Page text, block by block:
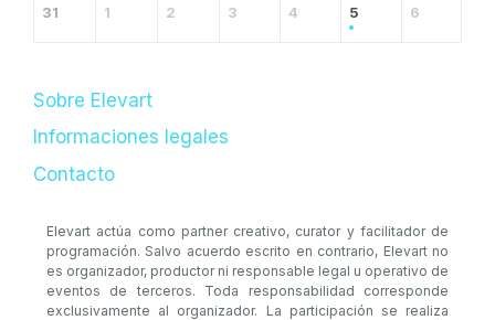
31 1 2 3 4 5 6
Sobre Elevart
Informaciones legales
Contacto
Elevart actúa como partner creativo, curator y facilitador de
programación. Salvo acuerdo escrito en contrario, Elevart no
es organizador, productor ni responsable legal u operativo de
eventos de terceros. Toda responsabilidad corresponde
exclusivamente al organizador. La participación se realiza